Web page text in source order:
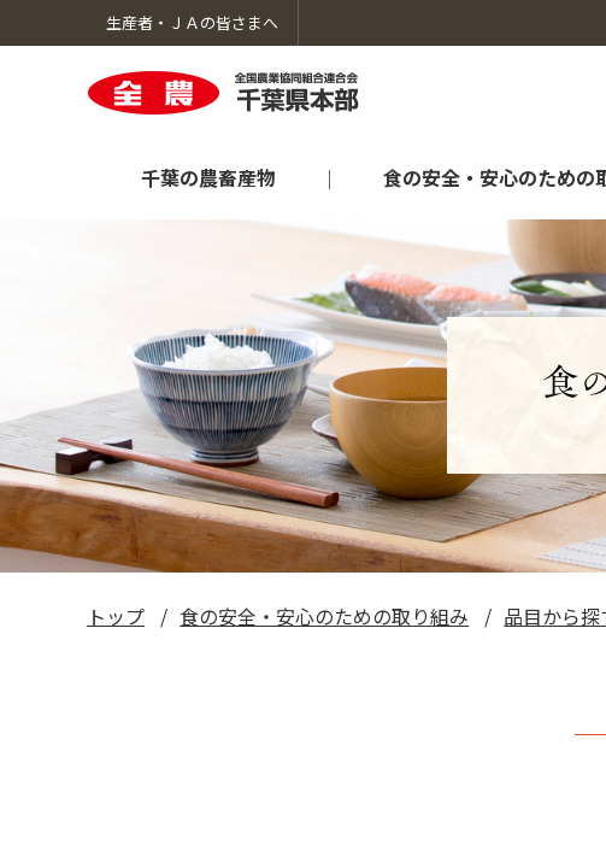
生産者・ＪＡの皆さまへ
千葉の農畜産物 食の安全・安心のための
オンラインショップ「ＪＡタウン」
食の安全・安心のための取り組みのトップへ
肥料農薬情報
暮らしのサービスのトップへ
ＪＡ全農ちばについてのトップへ
採用情報
トップ 食の安全・安心のための取り組み 品目から探